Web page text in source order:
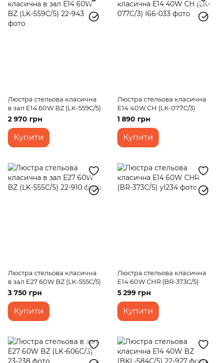
Люстра стельова класична
в зал E14 60W BZ (LK-559C/5)
2 970 грн
Купити
Люстра стельова класична
E14 40W CH (LK-077C/3)
1 890 грн
Купити
Люстра стельова класична
в зал E27 60W BZ (LK-555C/5)
3 750 грн
Купити
Люстра стельова класична
E14 60W CHR (BR-373C/5)
5 299 грн
Купити